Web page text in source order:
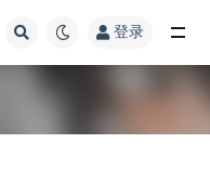
登录